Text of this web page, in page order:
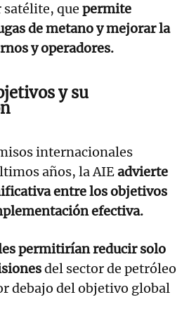
que permite
de metano y mejorar la
y operadores.
y su
internacionales
años, la AIEadvierte
entre los objetivos
efectiva.
permitirían reducir solo
del sector de petróleo
debajo del objetivo global